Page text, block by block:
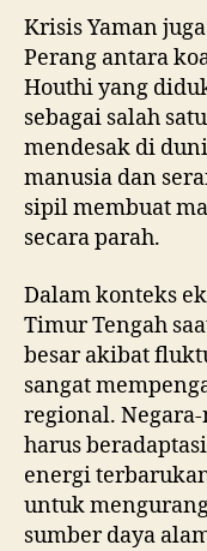
Krisis Yaman
Perang antara
Houthi yang
sebagai salah
mendesak di
manusia dan
sipil membuat
secara parah.
Dalam konteks
Timur Tengah
besar akibat
sangat
regional.
harus
energi
untuk
sumber daya